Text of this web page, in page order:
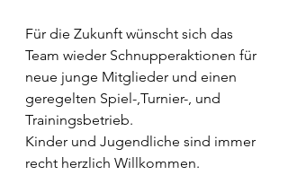
Für die Zukunft wünscht sich das
Team wieder Schnupperaktionen für
neue junge Mitglieder und einen
geregelten Spiel-,Turnier-, und
Trainingsbetrieb.
Kinder und Jugendliche sind immer
recht herzlich Willkommen.